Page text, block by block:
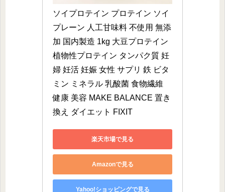
ソイプロテイン プロテイン ソイ
プレーン 人工甘味料 不使用 無添
加 国内製造 1kg 大豆プロテイン
植物性プロテイン タンパク質 妊
婦 妊活 妊娠 女性 サプリ 鉄 ビタ
ミン ミネラル 乳酸菌 食物繊維
健康 美容 MAKE BALANCE 置き
換え ダイエット FIXIT
楽天市場で見る
Amazonで見る
Yahoo!ショッピングで見る